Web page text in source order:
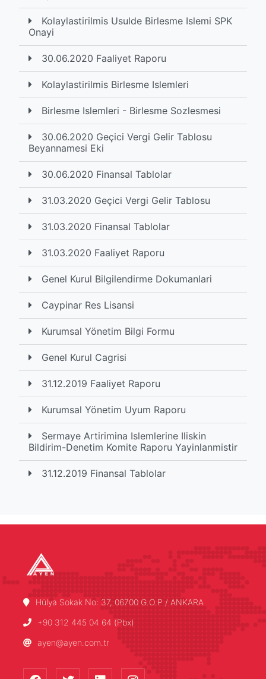
Kolaylastirilmis Usulde Birlesme Islemi SPK
Onayi
30.06.2020 Faaliyet Raporu
Kolaylastirilmis Birlesme Islemleri
Birlesme Islemleri - Birlesme Sozlesmesi
30.06.2020 Geçici Vergi Gelir Tablosu
Beyannamesi Eki
30.06.2020 Finansal Tablolar
31.03.2020 Geçici Vergi Gelir Tablosu
31.03.2020 Finansal Tablolar
31.03.2020 Faaliyet Raporu
Genel Kurul Bilgilendirme Dokumanlari
Caypinar Res Lisansi
Kurumsal Yönetim Bilgi Formu
Genel Kurul Cagrisi
31.12.2019 Faaliyet Raporu
Kurumsal Yönetim Uyum Raporu
Sermaye Artirimina Islemlerine Iliskin
Bildirim-Denetim Komite Raporu Yayinlanmistir
31.12.2019 Finansal Tablolar
Hülya Sokak No: 37, 06700 G.O.P / ANKARA
+90 312 445 04 64 (Pbx)
ayen@ayen.com.tr